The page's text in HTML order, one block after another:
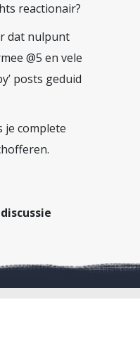
reactionair?
dat nulpunt
@5 en vele
posts geduid
je complete